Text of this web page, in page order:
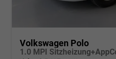
Volkswagen Polo